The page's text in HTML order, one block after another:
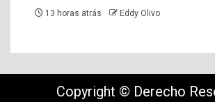
13 horas atrás Eddy Olivo
Copyright © Derecho